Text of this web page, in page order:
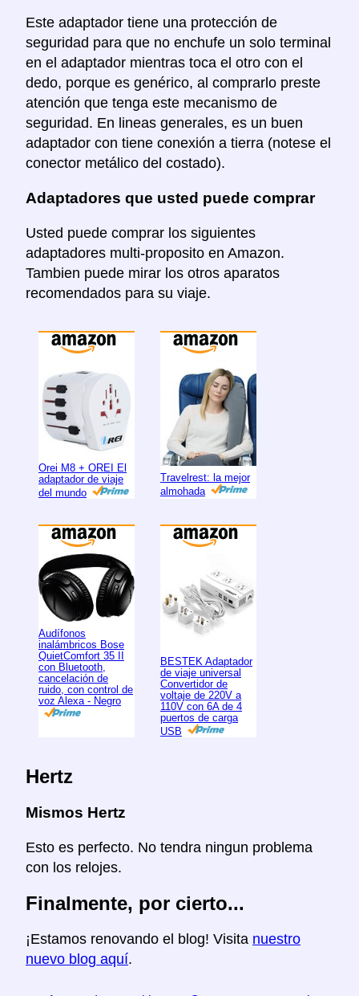
Este adaptador tiene una protección de
seguridad para que no enchufe un solo terminal
en el adaptador mientras toca el otro con el
dedo, porque es genérico, al comprarlo preste
atención que tenga este mecanismo de
seguridad. En lineas generales, es un buen
adaptador con tiene conexión a tierra (notese el
conector metálico del costado).
Adaptadores que usted puede comprar
Usted puede comprar los siguientes
adaptadores multi-proposito en Amazon.
Tambien puede mirar los otros aparatos
recomendados para su viaje.
Orei M8 + OREI El
adaptador de viaje
del mundo
Travelrest: la mejor
almohada
Audífonos
inalámbricos Bose
QuietComfort 35 II
con Bluetooth,
cancelación de
ruido, con control de
voz Alexa - Negro
BESTEK Adaptador
de viaje universal
Convertidor de
voltaje de 220V a
110V con 6A de 4
puertos de carga
USB
Hertz
Mismos Hertz
Esto es perfecto. No tendra ningun problema
con los relojes.
Finalmente, por cierto...
¡Estamos renovando el blog! Visita nuestro
nuevo blog aquí.